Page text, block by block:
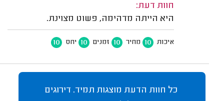
חוות דעת:
היא הייתה מדהימה, פשוט מצוינת.
איכות 10 מחיר 10 זמנים 10 יחס 10
כל חוות הדעת מוצגות תמיד. דירוגים